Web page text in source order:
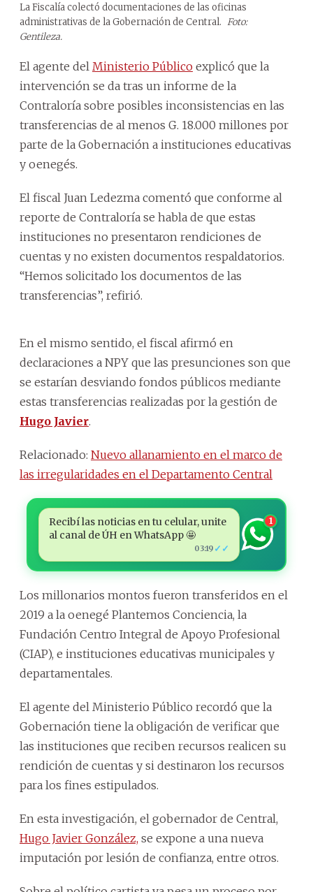
La Fiscalía colectó documentaciones de las oficinas
administrativas de la Gobernación de Central. Foto:
Gentileza.
El agente del Ministerio Público explicó que la
intervención se da tras un informe de la
Contraloría sobre posibles inconsistencias en las
transferencias de al menos G. 18.000 millones por
parte de la Gobernación a instituciones educativas
y oenegés.
El fiscal Juan Ledezma comentó que conforme al
reporte de Contraloría se habla de que estas
instituciones no presentaron rendiciones de
cuentas y no existen documentos respaldatorios.
“Hemos solicitado los documentos de las
transferencias”, refirió.
En el mismo sentido, el fiscal afirmó en
declaraciones a NPY que las presunciones son que
se estarían desviando fondos públicos mediante
estas transferencias realizadas por la gestión de
Hugo Javier.
Relacionado: Nuevo allanamiento en el marco de
las irregularidades en el Departamento Central
Recibí las noticias en tu celular, unite
al canal de ÚH en WhatsApp 🤩
03:19 ✓✓
1
Los millonarios montos fueron transferidos en el
2019 a la oenegé Plantemos Conciencia, la
Fundación Centro Integral de Apoyo Profesional
(CIAP), e instituciones educativas municipales y
departamentales.
El agente del Ministerio Público recordó que la
Gobernación tiene la obligación de verificar que
las instituciones que reciben recursos realicen su
rendición de cuentas y si destinaron los recursos
para los fines estipulados.
En esta investigación, el gobernador de Central,
Hugo Javier González, se expone a una nueva
imputación por lesión de confianza, entre otros.